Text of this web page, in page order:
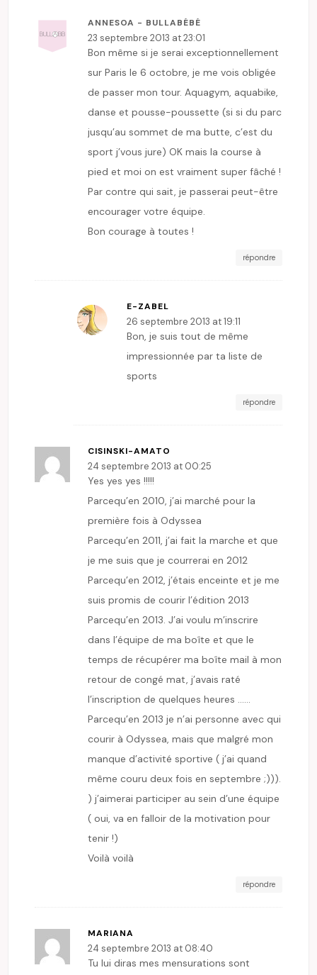
ANNESOA - BULLABÉBÉ
23 septembre 2013 at 23:01
Bon même si je serai exceptionnellement
sur Paris le 6 octobre, je me vois obligée
de passer mon tour. Aquagym, aquabike,
danse et pousse-poussette (si si du parc
jusqu’au sommet de ma butte, c’est du
sport j’vous jure) OK mais la course à
pied et moi on est vraiment super fâché !
Par contre qui sait, je passerai peut-être
encourager votre équipe.
Bon courage à toutes !
répondre
E-ZABEL
26 septembre 2013 at 19:11
Bon, je suis tout de même
impressionnée par ta liste de
sports
répondre
CISINSKI-AMATO
24 septembre 2013 at 00:25
Yes yes yes !!!!!
Parcequ’en 2010, j’ai marché pour la
première fois à Odyssea
Parcequ’en 2011, j’ai fait la marche et que
je me suis que je courrerai en 2012
Parcequ’en 2012, j’étais enceinte et je me
suis promis de courir l’édition 2013
Parcequ’en 2013. J’ai voulu m’inscrire
dans l’équipe de ma boîte et que le
temps de récupérer ma boîte mail à mon
retour de congé mat, j’avais raté
l’inscription de quelques heures ……
Parcequ’en 2013 je n’ai personne avec qui
courir à Odyssea, mais que malgré mon
manque d’activité sportive ( j’ai quand
même couru deux fois en septembre ;))).
) j’aimerai participer au sein d’une équipe
( oui, va en falloir de la motivation pour
tenir !)
Voilà voilà
répondre
MARIANA
24 septembre 2013 at 08:40
Tu lui diras mes mensurations sont